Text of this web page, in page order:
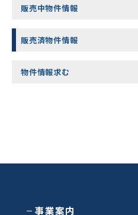
販売中物件情報
販売済物件情報
物件情報求む
事業案内